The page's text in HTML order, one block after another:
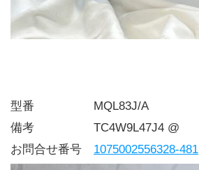
型番     MQL83J/A
備考     TC4W9L47J4 @
お問合せ番号 1075002556328-481